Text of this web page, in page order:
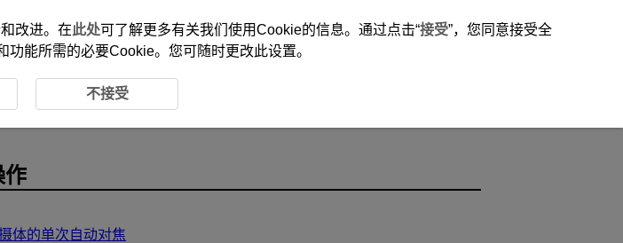
作
体的单次自动对焦
改进。在此处可了解更多有关我们使用Cookie的信息。通过点击“接受”，您同意接受全
能所需的必要Cookie。您可随时更改此设置。
不接受